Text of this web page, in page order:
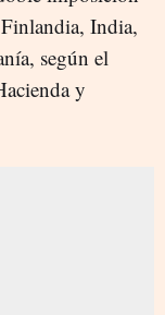
India,
según el
y